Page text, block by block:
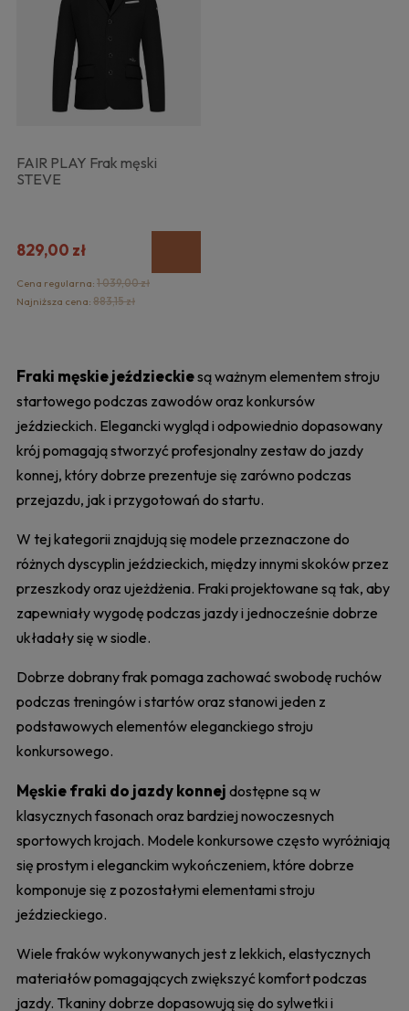
FAIR PLAY Frak męski
STEVE
829,00 zł
Cena regularna: 1 039,00 zł
Najniższa cena: 883,15 zł
Fraki męskie jeździeckiesą ważnym elementem stroju
startowego podczas zawodów oraz konkursów
jeździeckich. Elegancki wygląd i odpowiednio dopasowany
krój pomagają stworzyć profesjonalny zestaw do jazdy
konnej, który dobrze prezentuje się zarówno podczas
przejazdu, jak i przygotowań do startu.
W tej kategorii znajdują się modele przeznaczone do
różnych dyscyplin jeździeckich, między innymi skoków przez
przeszkody oraz ujeżdżenia. Fraki projektowane są tak, aby
zapewniały wygodę podczas jazdy i jednocześnie dobrze
układały się w siodle.
Dobrze dobrany frak pomaga zachować swobodę ruchów
podczas treningów i startów oraz stanowi jeden z
podstawowych elementów eleganckiego stroju
konkursowego.
Męskie fraki do jazdy konnej dostępne są w
klasycznych fasonach oraz bardziej nowoczesnych
sportowych krojach. Modele konkursowe często wyróżniają
się prostym i eleganckim wykończeniem, które dobrze
komponuje się z pozostałymi elementami stroju
jeździeckiego.
Wiele fraków wykonywanych jest z lekkich, elastycznych
materiałów pomagających zwiększyć komfort podczas
jazdy. Tkaniny dobrze dopasowują się do sylwetki i